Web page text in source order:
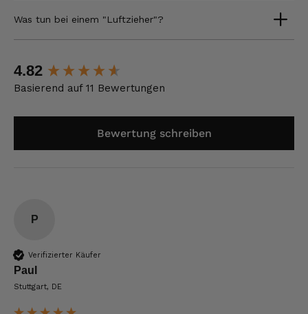
Was tun bei einem "Luftzieher"?
4.82
Basierend auf 11 Bewertungen
Bewertung schreiben
P
Verifizierter Käufer
Paul
Stuttgart, DE
New content loaded